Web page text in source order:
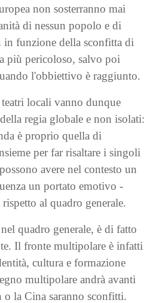
non sosterranno mai
di nessun popolo e di
in funzione della sconfitta di
più pericoloso, salvo poi
l'obbiettivo è raggiunto.
locali vanno dunque
regia globale e non isolati:
è proprio quella di
per far risaltare i singoli
avere nel contesto un
un portato emotivo -
al quadro generale.
quadro generale, è di fatto
Il fronte multipolare è infatti
cultura e formazione
multipolare andrà avanti
o la Cina saranno sconfitti.